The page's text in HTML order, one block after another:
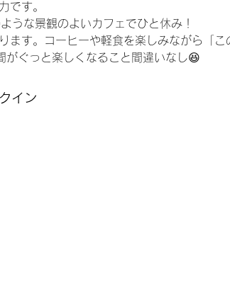
です。
うな景観のよいカフェでひと休み！
ます。コーヒーや軽食を楽しみながら「こ
ぐっと楽しくなること間違いなし😆
イン